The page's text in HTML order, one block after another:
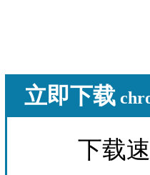
立即下载
下载